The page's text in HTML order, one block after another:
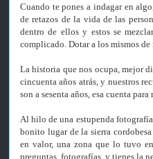
Cuando te pones a indagar en
de retazos de la vida de las
dentro de ellos y estos se
complicado. Dotar a los mismos
La historia que nos ocupa, mejor
cincuenta años atrás, y nuestros
son a sesenta años, esa cuenta
Al hilo de una estupenda
bonito lugar de la sierra
en valor, una zona que lo tuvo
preguntas, fotografías, y tienes la